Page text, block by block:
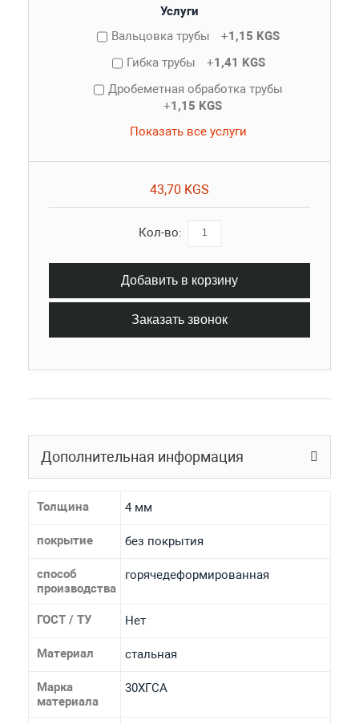
Услуги
Вальцовка трубы
+1,15 KGS
Гибка трубы
+1,41 KGS
Дробеметная обработка трубы
+1,15 KGS
Показать все услуги
43,70 KGS
Кол-во:
Добавить в корзину
Заказать звонок
Дополнительная информация
Толщина 4 мм
покрытие без покрытия
способ
производства
горячедеформированная
ГОСТ / ТУ Нет
Материал стальная
Марка
материала
30ХГСА